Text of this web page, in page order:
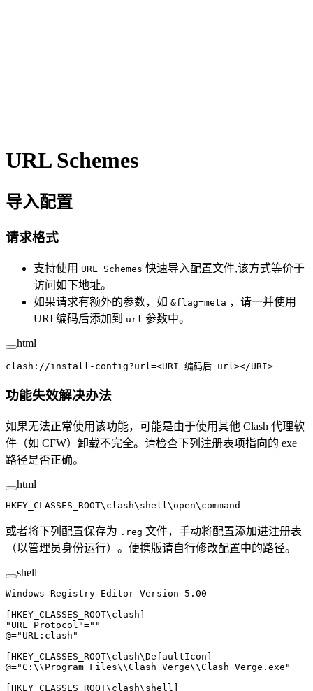
URL Schemes
导入配置
请求格式
支持使用 URL Schemes 快速导入配置文件,该方式等价于
访问如下地址。
如果请求有额外的参数，如 &flag=meta ，请一并使用
URI 编码后添加到 url 参数中。
html
clash://install-config?url=<URI 编码后 url ></URI>
功能失效解决办法
如果无法正常使用该功能，可能是由于使用其他 Clash 代理软
件（如 CFW）卸载不完全。请检查下列注册表项指向的 exe
路径是否正确。
html
HKEY_CLASSES_ROOT\clash\shell\open\command
或者将下列配置保存为 .reg 文件，手动将配置添加进注册表
（以管理员身份运行）。便携版请自行修改配置中的路径。
shell
Windows Registry Editor Version 5.00
[HKEY_CLASSES_ROOT\c lash]
"URL Protocol"=""
@="URL:clash"
[HKEY_CLASSES_ROOT\c lash\DefaultIcon]
@="C: \\ Program Files\\Clash Verge\\Clash Verge.exe"
[HKEY_CLASSES_ROOT\c lash\s hell]